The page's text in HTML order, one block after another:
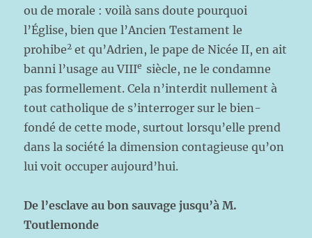
ou de morale : voilà sans doute pourquoi
l’Église, bien que l’Ancien Testament le
prohibe2 et qu’Adrien, le pape de Nicée II, en ait
banni l’usage au VIIIe siècle, ne le condamne
pas formellement. Cela n’interdit nullement à
tout catholique de s’interroger sur le bien-
fondé de cette mode, surtout lorsqu’elle prend
dans la société la dimension contagieuse qu’on
lui voit occuper aujourd’hui.
De l’esclave au bon sauvage jusqu’à M.
Toutlemonde